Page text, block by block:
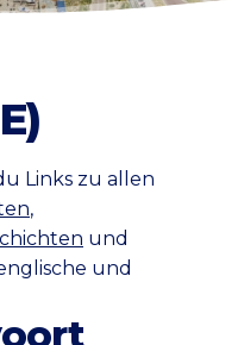
Links zu allen
,
und
und